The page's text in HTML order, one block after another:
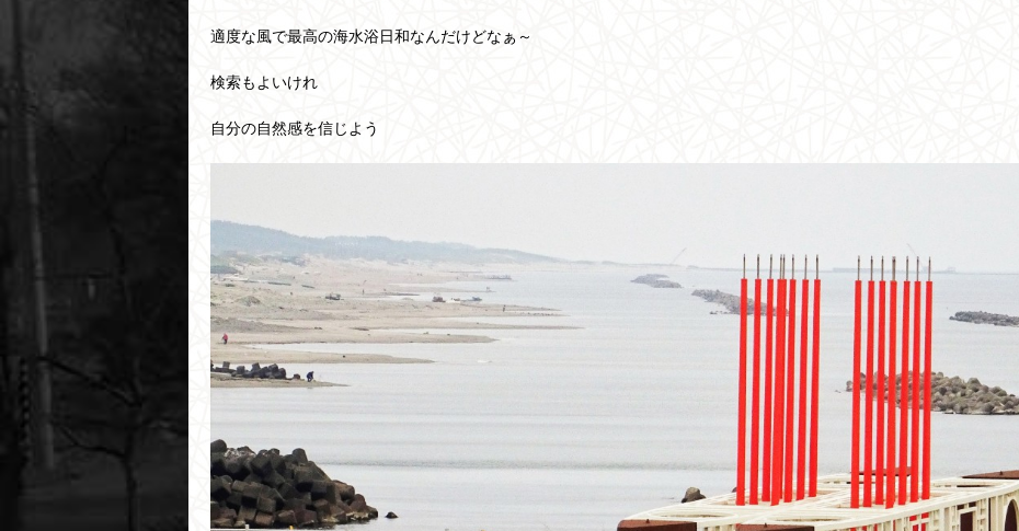
適度な風で最高の海水浴日和なんだけどなぁ～
検索もよいけれ
自分の自然感を信じよう